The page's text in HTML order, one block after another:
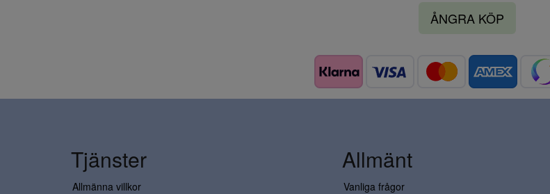
ÅNGRA KÖP
Tjänster
Allmänna villkor
Allmänt
Vanliga frågor